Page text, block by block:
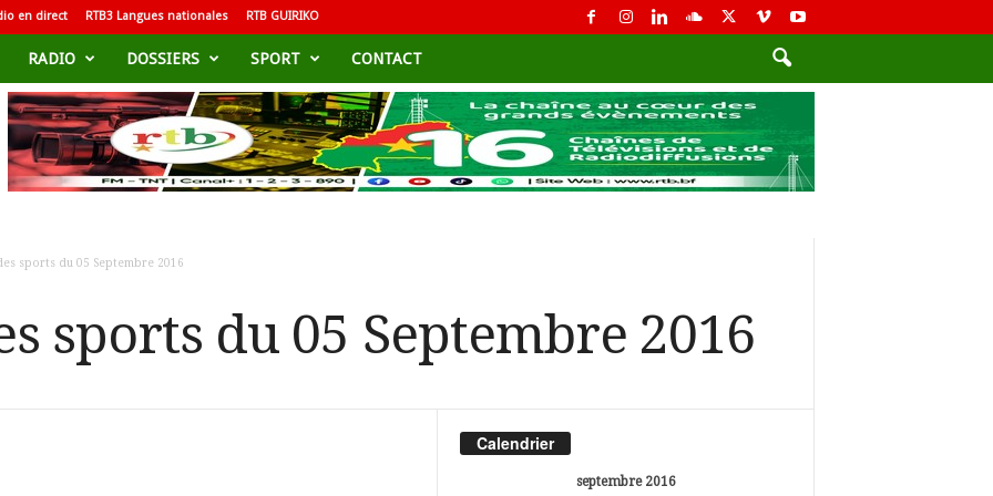
en direct RTB3 Langues nationales RTB GUIRIKO
RADIO DOSSIERS SPORT CONTACT
sports du 05 Septembre 2016
sports du 05 Septembre 2016
Calendrier
septembre 2016